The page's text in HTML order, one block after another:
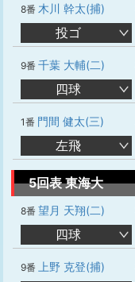
8番 木川 幹太(捕)
投ゴ
9番 千葉 大輔(二)
四球
1番 門間 健太(三)
左飛
5回表 東海大
8番 望月 天翔(二)
四球
9番 上野 克登(捕)